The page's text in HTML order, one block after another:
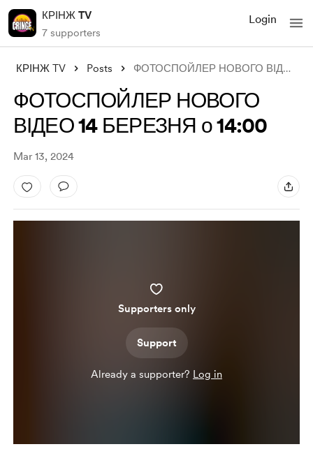
КРІНЖ TV
7 supporters
Login
КРІНЖ TV Posts ФОТОСПОЙЛЕР НОВОГО ВІДЕО 14 БЕРЕЗНЯ о 14
ФОТОСПОЙЛЕР НОВОГО
ВІДЕО 14 БЕРЕЗНЯ о 14:00
Mar 13, 2024
Supporters only
Support
Already a supporter? Log in